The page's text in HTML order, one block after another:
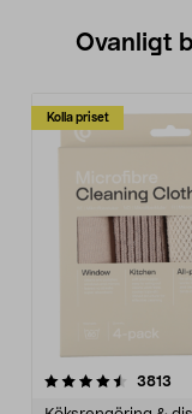
Ovanligt
Kolla priset
3813
4.0av 5